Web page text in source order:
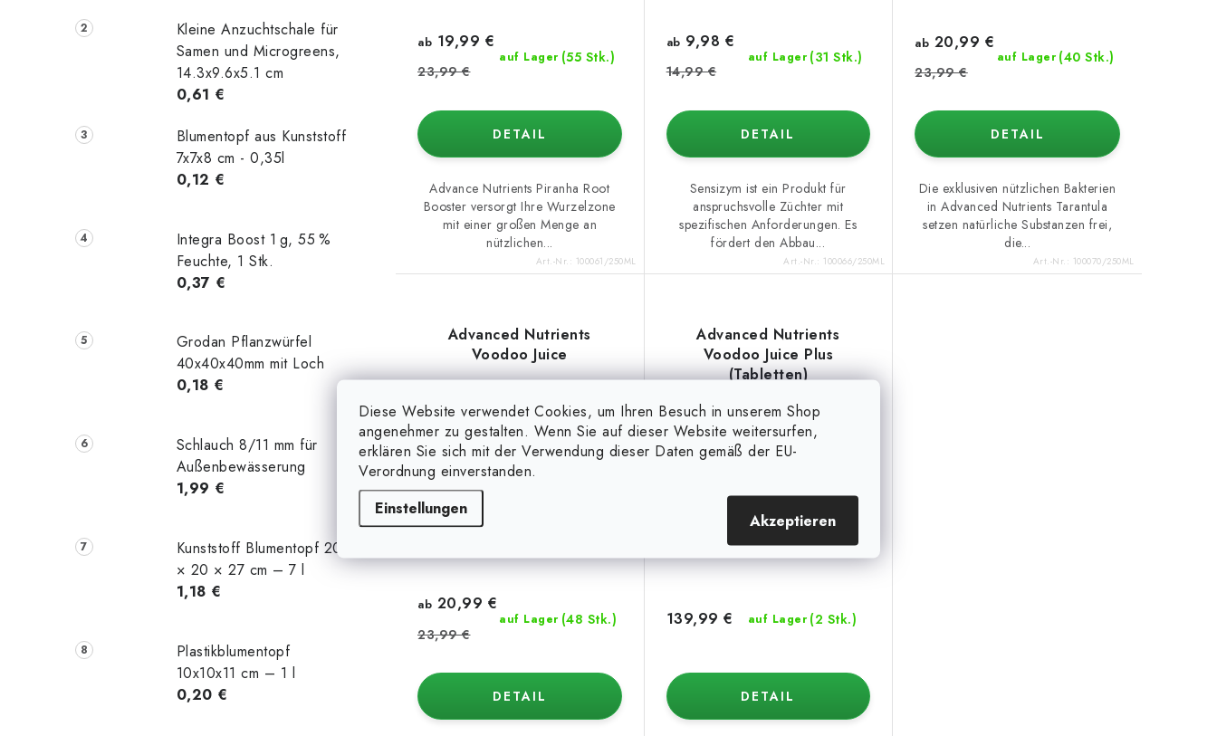
Diese Website verwendet Cookies, um Ihren Besuch in unserem Shop
angenehmer zu gestalten. Wenn Sie auf dieser Website weitersurfen,
erklären Sie sich mit der Verwendung dieser Daten gemäß der EU-
Verordnung einverstanden.
Einstellungen
Akzeptieren
Kleine Anzuchtschale für
Samen und Microgreens,
14.3x9.6x5.1 cm
0,61 €
Blumentopf aus Kunststoff
7x7x8 cm - 0,35l
0,12 €
Integra Boost 1 g, 55 %
Feuchte, 1 Stk.
0,37 €
Grodan Pflanzwürfel
40x40x40mm mit Loch
0,18 €
Schlauch 8/11 mm für
Außenbewässerung
1,99 €
Kunststoff Blumentopf 20
× 20 × 27 cm – 7 l
1,18 €
Plastikblumentopf
10x10x11 cm – 1 l
0,20 €
i
r
u
n
g
e
auf Lager (55 Stk.)
ab 19,99 €
23,99 €
DETAIL
Advance Nutrients Piranha Root
Booster versorgt Ihre Wurzelzone
mit einer großen Menge an
nützlichen...
Art.-Nr.: 100061/250ML
auf Lager (31 Stk.)
ab 9,98 €
14,99 €
DETAIL
Sensizym ist ein Produkt für
anspruchsvolle Züchter mit
spezifischen Anforderungen. Es
fördert den Abbau...
Art.-Nr.: 100066/250ML
auf Lager (40 Stk.)
ab 20,99 €
23,99 €
DETAIL
Die exklusiven nützlichen Bakterien
in Advanced Nutrients Tarantula
setzen natürliche Substanzen frei,
die...
Art.-Nr.: 100070/250ML
Advanced Nutrients
Voodoo Juice
(bis zu 21 %)
250 ml
auf Lager (48 Stk.)
ab 20,99 €
23,99 €
DETAIL
Advanced Nutrients
Voodoo Juice Plus
(Tabletten)
auf Lager (2 Stk.)
139,99 €
DETAIL